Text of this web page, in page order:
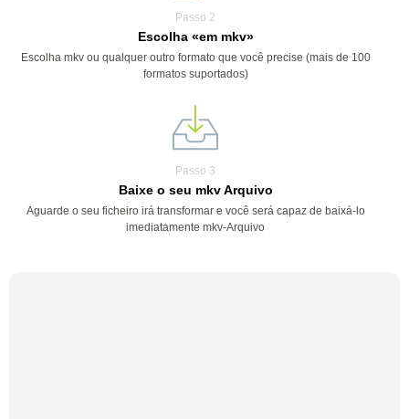
Passo 2
Escolha «em mkv»
Escolha mkv ou qualquer outro formato que você precise (mais de 100
formatos suportados)
Passo 3
Baixe o seu mkv Arquivo
Aguarde o seu ficheiro irá transformar e você será capaz de baixá-lo
imediatamente mkv-Arquivo